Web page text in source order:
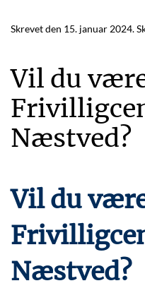
Skrevet den 15. januar 2024.
Vil du
Næstved?
Vil du
Næstved?